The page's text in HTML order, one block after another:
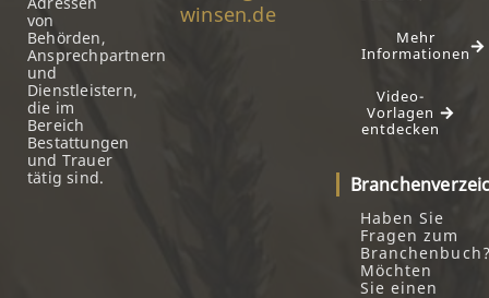
von
Behörden,
Ansprechpartnern
und
Dienstleistern,
die im
Bereich
Bestattungen
und Trauer
tätig sind.
winsen.de
Mehr
Informationen
Video-
Vorlagen
entdecken
Haben Sie
Fragen zum
Möchten
Sie einen